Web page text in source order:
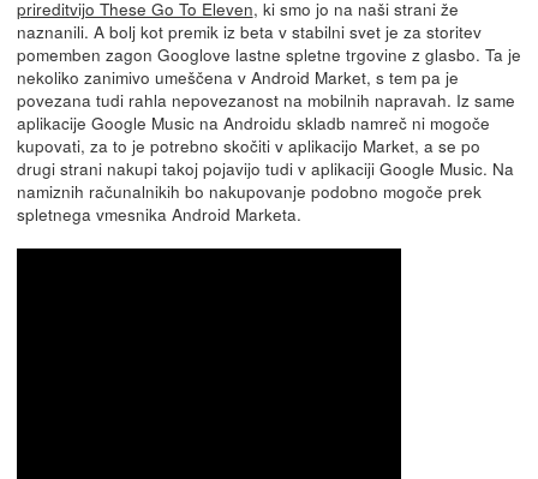
prireditvijo These Go To Eleven, ki smo jo na naši strani že
naznanili. A bolj kot premik iz beta v stabilni svet je za storitev
pomemben zagon Googlove lastne spletne trgovine z glasbo. Ta je
nekoliko zanimivo umeščena v Android Market, s tem pa je
povezana tudi rahla nepovezanost na mobilnih napravah. Iz same
aplikacije Google Music na Androidu skladb namreč ni mogoče
kupovati, za to je potrebno skočiti v aplikacijo Market, a se po
drugi strani nakupi takoj pojavijo tudi v aplikaciji Google Music. Na
namiznih računalnikih bo nakupovanje podobno mogoče prek
spletnega vmesnika Android Marketa.